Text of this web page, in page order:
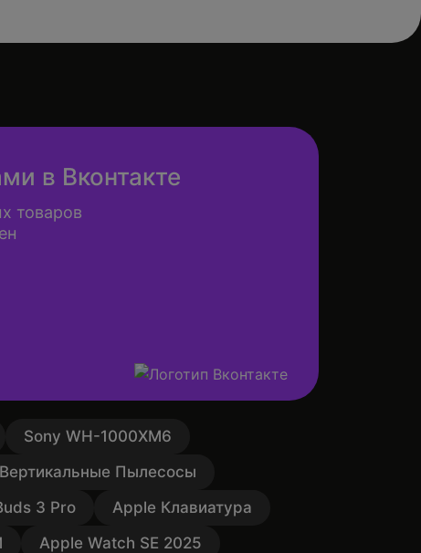
в Вконтакте
товаров
Sony WH-1000XM6
Вертикальные Пылесосы
3 Pro
Apple Клавиатура
Apple Watch SE 2025